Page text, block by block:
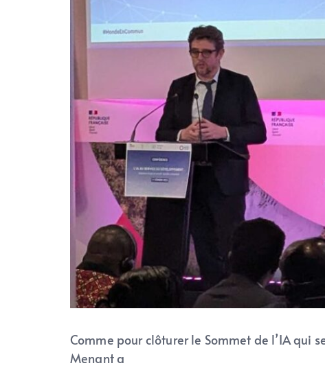
Comme pour clôturer le Sommet de l’IA qui
Menant a